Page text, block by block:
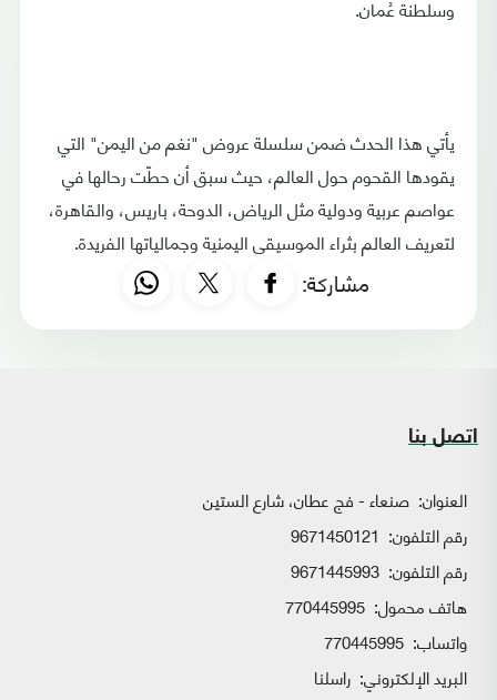
وسلطنة عُمان.
يأتي هذا الحدث ضمن سلسلة عروض "نغم من اليمن" التي
يقودها القحوم حول العالم، حيث سبق أن حطّت رحالها في
عواصم عربية ودولية مثل الرياض، الدوحة، باريس، والقاهرة،
لتعريف العالم بثراء الموسيقى اليمنية وجمالياتها الفريدة.
مشاركة:
اتصل بنا
العنوان: صنعاء - فج عطان، شارع الستين
رقم التلفون: 9671450121
رقم التلفون: 9671445993
هاتف محمول: 770445995
واتساب:
البريد الإلكتروني: راسلنا